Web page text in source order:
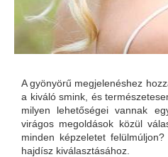
A gyönyörű megjelenéshez
a kiváló smink, és
milyen lehetőségei vannak
virágos megoldások közül
minden képzeletet
hajdísz kiválasztásához.